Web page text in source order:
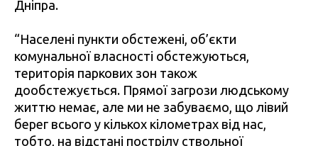
Дніпра.
“Населені пункти обстежені, об’єкти
комунальної власності обстежуються,
територія паркових зон також
дообстежується. Прямої загрози людському
життю немає, але ми не забуваємо, що лівий
берег всього у кількох кілометрах від нас,
тобто, на відстані пострілу ствольної